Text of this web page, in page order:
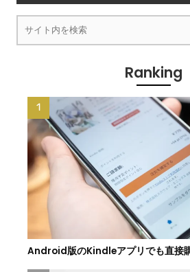
Ranking
Android版のKindleアプリでも直接